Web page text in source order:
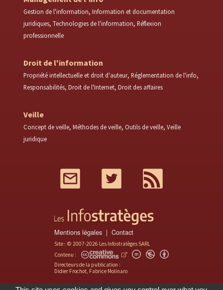
Gestion de l'information Information et documentation
juridiques Technologies de l'information Réflexion
professionnelle
Droit de l'information
Propriété intellectuelle et droit d'auteur Réglementation de l'info
Responsabilités Droit de l'Internet Droit des affaires
Veille
Concept de veille Méthodes de veille Outils de veille Veille
juridique
Twitter
Mentions légales Contact
Site : © 2007-2026 Les Infostratèges SARL
Contenu :
Directeurs de la publication :
Didier Frochot, Fabrice Molinaro